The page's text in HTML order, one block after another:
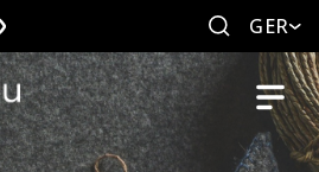
GER